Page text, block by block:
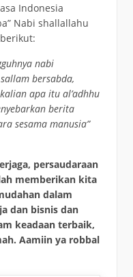
Indonesia
Nabi shallallahu
nabi
bersabda,
apa itu al’adhhu
berita
sesama manusia”
persaudaraan
memberikan kita
dalam
dan bisnis dan
keadaan terbaik,
Aamiin ya robbal